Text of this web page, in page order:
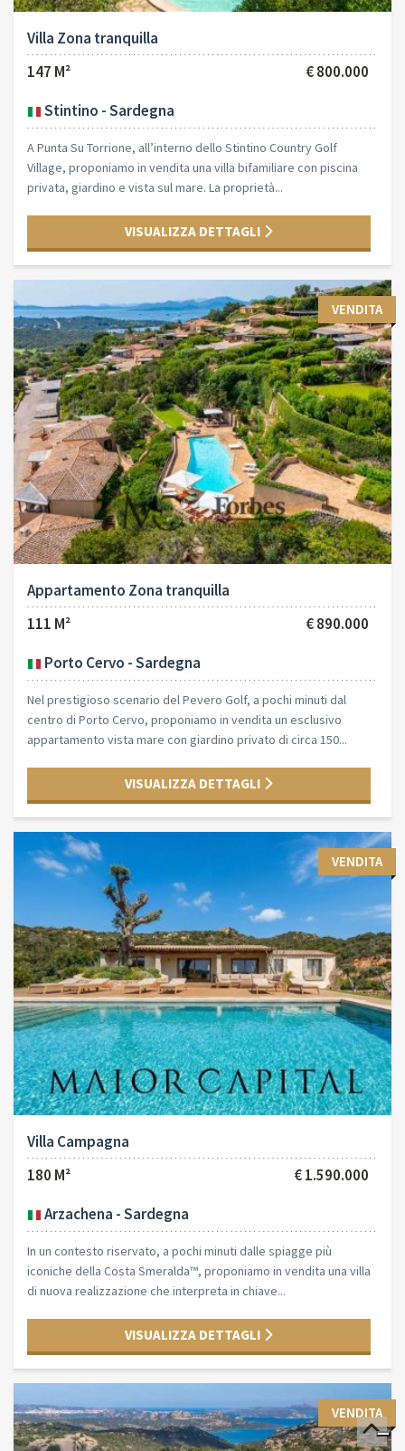
Villa Zona tranquilla
147 M²
€ 800.000
Stintino - Sardegna
A Punta Su Torrione, all’interno dello Stintino Country Golf
Village, proponiamo in vendita una villa bifamiliare con piscina
privata, giardino e vista sul mare. La proprietà...
VISUALIZZA DETTAGLI
VENDITA
Appartamento Zona tranquilla
111 M²
€ 890.000
Porto Cervo - Sardegna
Nel prestigioso scenario del Pevero Golf, a pochi minuti dal
centro di Porto Cervo, proponiamo in vendita un esclusivo
appartamento vista mare con giardino privato di circa 150...
VISUALIZZA DETTAGLI
VENDITA
Villa Campagna
180 M²
€ 1.590.000
Arzachena - Sardegna
In un contesto riservato, a pochi minuti dalle spiagge più
iconiche della Costa Smeralda™, proponiamo in vendita una villa
di nuova realizzazione che interpreta in chiave...
VISUALIZZA DETTAGLI
VENDITA